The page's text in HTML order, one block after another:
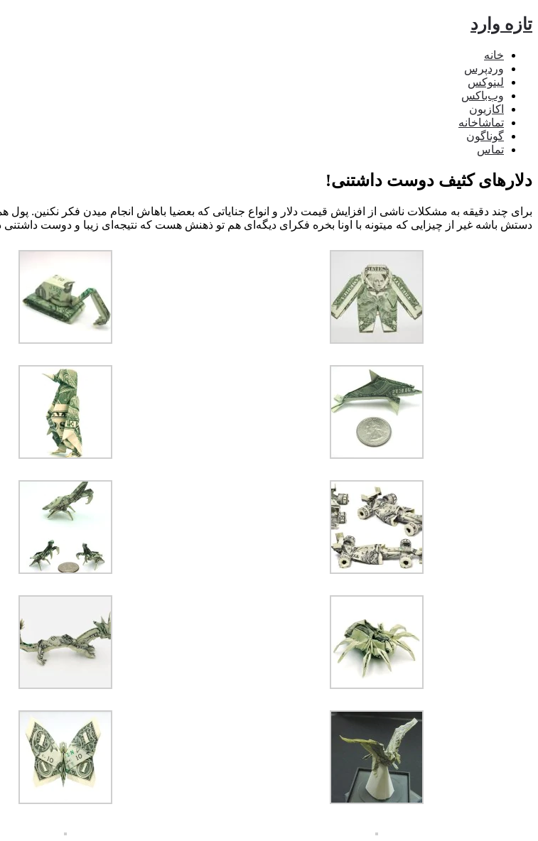
تازه وارد
خانه
وردپرس
لینوکس
وب‌باکس
اکازیون
تماشاخانه
گوناگون
تماس
دلارهای کثیف دوست داشتنی!
برای چند دقیقه به مشکلات ناشی از افزایش قیمت دلار و انواع جنایاتی که بعضیا باهاش انجام میدن فکر نکنین.
دستش باشه غیر از چیزایی که میتونه با اونا بخره فکرای دیگه‌ای هم تو ذهنش هست که نتیجه‌ای زیبا و دوست داشتنی